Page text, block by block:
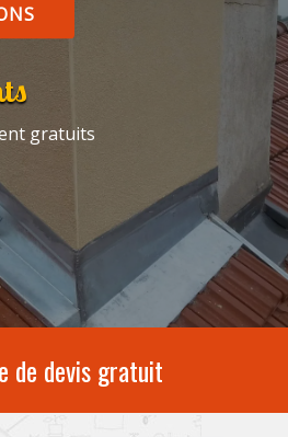
gratuits
de devis gratuit